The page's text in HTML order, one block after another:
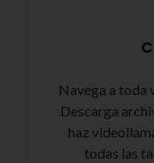
Navega a toda
Descarga
haz
todas las